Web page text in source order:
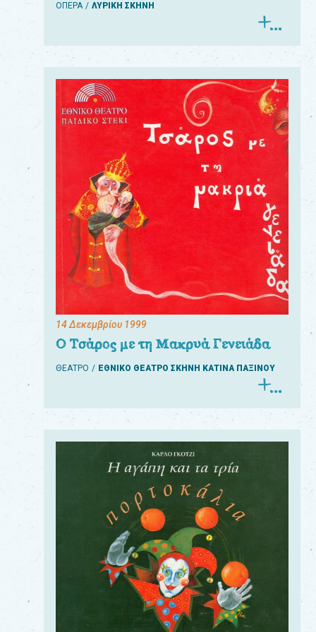
ΟΠΕΡΑ ΛΥΡΙΚΗ ΣΚΗΝΗ
14 Δεκεμβρίου 1999
Ο Τσάρος με τη Μακρυά Γενειάδα
ΘΕΑΤΡΟ ΕΘΝΙΚΟ ΘΕΑΤΡΟ ΣΚΗΝΗ ΚΑΤΙΝΑ ΠΑΞΙΝΟΥ